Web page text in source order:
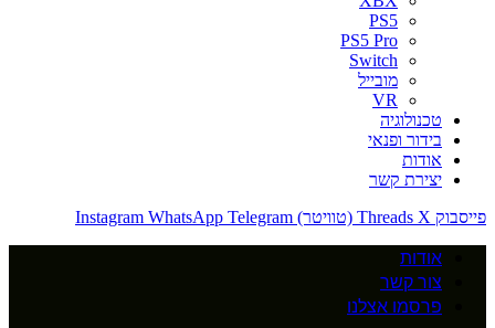
PS5
PS5 Pro
Switch
מובייל
VR
טכנולוגיה
בידור ופנאי
אודות
יצירת קשר
פייסבוק
Threads X (טוויטר) Instagram WhatsApp Telegram
אודות
צור קשר
פרסמו אצלנו